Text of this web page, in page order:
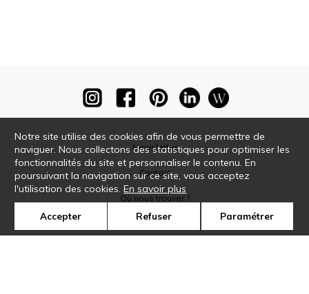
Newsletter
Contact
Où nous trouver ?
Notre site utilise des cookies afin de vous permettre de
naviguer. Nous collectons des statistiques pour optimiser les
fonctionnalités du site et personnaliser le contenu. En
poursuivant la navigation sur ce site, vous acceptez
l'utilisation des cookies.En savoir plus
Accepter Refuser Paramétrer